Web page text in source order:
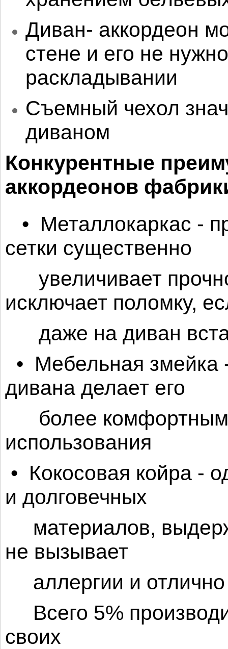
Диван- аккордеон
стене и его не
раскладывании
Съемный чехол
диваном
Конкурентные
аккордеонов
• Металлокаркас -
сетки существенно
увеличивает
исключает поломку,
даже на диван
• Мебельная змейка
дивана делает его
более комфортным
использования
• Кокосовая койра -
и долговечных
материалов,
не вызывает
аллергии и отлично
Всего 5%
своих